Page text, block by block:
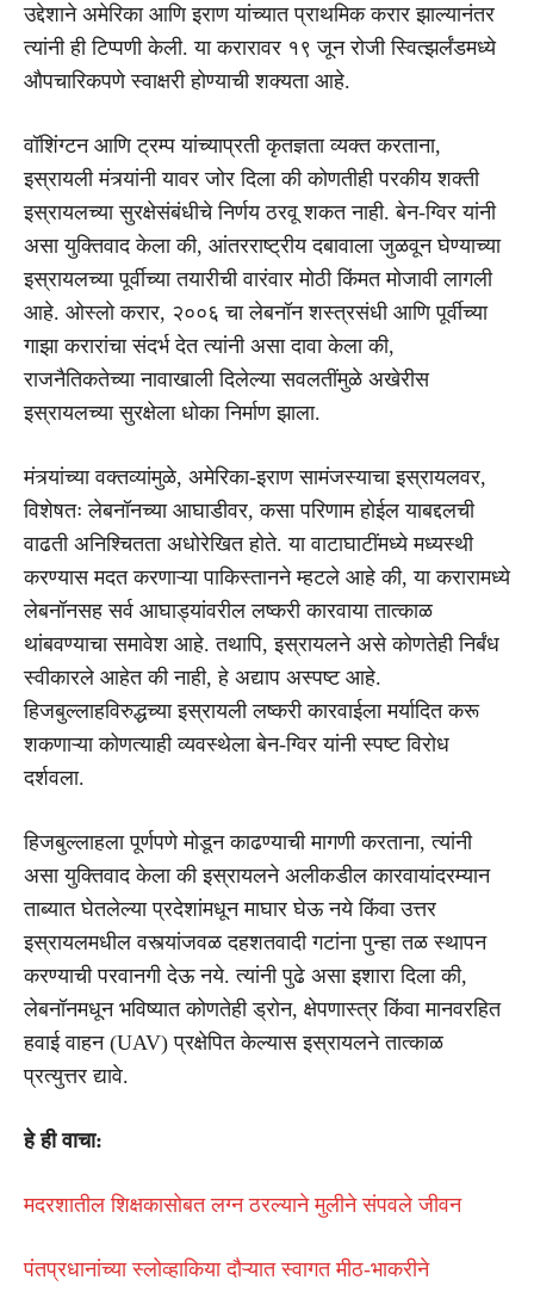
उद्देशाने अमेरिका आणि इराण यांच्यात प्राथमिक करार झाल्यानंतर
त्यांनी ही टिप्पणी केली. या करारावर १९ जून रोजी स्वित्झर्लंडमध्ये
औपचारिकपणे स्वाक्षरी होण्याची शक्यता आहे.
वॉशिंग्टन आणि ट्रम्प यांच्याप्रती कृतज्ञता व्यक्त करताना,
इस्रायली मंत्र्यांनी यावर जोर दिला की कोणतीही परकीय शक्ती
इस्रायलच्या सुरक्षेसंबंधीचे निर्णय ठरवू शकत नाही. बेन-ग्विर यांनी
असा युक्तिवाद केला की, आंतरराष्ट्रीय दबावाला जुळवून घेण्याच्या
इस्रायलच्या पूर्वीच्या तयारीची वारंवार मोठी किंमत मोजावी लागली
आहे. ओस्लो करार, २००६ चा लेबनॉन शस्त्रसंधी आणि पूर्वीच्या
गाझा करारांचा संदर्भ देत त्यांनी असा दावा केला की,
राजनैतिकतेच्या नावाखाली दिलेल्या सवलतींमुळे अखेरीस
इस्रायलच्या सुरक्षेला धोका निर्माण झाला.
मंत्र्यांच्या वक्तव्यांमुळे, अमेरिका-इराण सामंजस्याचा इस्रायलवर,
विशेषतः लेबनॉनच्या आघाडीवर, कसा परिणाम होईल याबद्दलची
वाढती अनिश्चितता अधोरेखित होते. या वाटाघाटींमध्ये मध्यस्थी
करण्यास मदत करणाऱ्या पाकिस्तानने म्हटले आहे की, या करारामध्ये
लेबनॉनसह सर्व आघाड्यांवरील लष्करी कारवाया तात्काळ
थांबवण्याचा समावेश आहे. तथापि, इस्रायलने असे कोणतेही निर्बंध
स्वीकारले आहेत की नाही, हे अद्याप अस्पष्ट आहे.
हिजबुल्लाहविरुद्धच्या इस्रायली लष्करी कारवाईला मर्यादित करू
शकणाऱ्या कोणत्याही व्यवस्थेला बेन-ग्विर यांनी स्पष्ट विरोध
दर्शवला.
हिजबुल्लाहला पूर्णपणे मोडून काढण्याची मागणी करताना, त्यांनी
असा युक्तिवाद केला की इस्रायलने अलीकडील कारवायांदरम्यान
ताब्यात घेतलेल्या प्रदेशांमधून माघार घेऊ नये किंवा उत्तर
इस्रायलमधील वस्त्यांजवळ दहशतवादी गटांना पुन्हा तळ स्थापन
करण्याची परवानगी देऊ नये. त्यांनी पुढे असा इशारा दिला की,
लेबनॉनमधून भविष्यात कोणतेही ड्रोन, क्षेपणास्त्र किंवा मानवरहित
हवाई वाहन (UAV) प्रक्षेपित केल्यास इस्रायलने तात्काळ
प्रत्युत्तर द्यावे.
हे ही वाचा:
मदरशातील शिक्षकासोबत लग्न ठरल्याने मुलीने संपवले जीवन
पंतप्रधानांच्या स्लोव्हाकिया दौऱ्यात स्वागत मीठ-भाकरीने